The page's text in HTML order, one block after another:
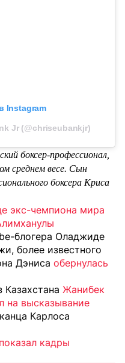
Instagram
Jr (@chriseubankjr)
боксер-профессионал,
среднем весе. Сын
боксера Криса
экс-чемпиона мира
блогера Оладжиде
более известного
Дэниса обернулась
Жанибек
на высказывание
Карлоса
кадры